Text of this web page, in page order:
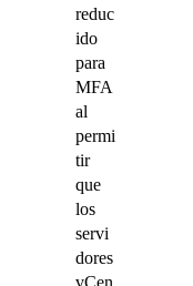
reduc
ido
para
MFA
al
permi
tir
que
los
servi
dores
vCen